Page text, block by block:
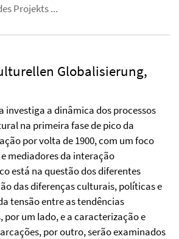
Projekts ...
Globalisierung,
investiga a dinâmica dos processos
na primeira fase de pico da
por volta de 1900, com um foco
mediadores da interação
está na questão dos diferentes
das diferenças culturais, políticas e
tensão entre as tendências
por um lado, e a caracterização e
por outro, serão examinados